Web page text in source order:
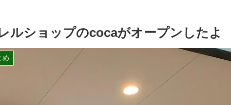
ルショップのcocaがオープンしたよ
め